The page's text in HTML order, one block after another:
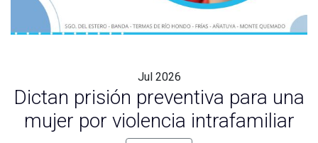
Jul 2026
Dictan prisión preventiva para una
mujer por violencia intrafamiliar